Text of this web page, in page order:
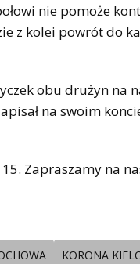
nie pomoże
z kolei powrót do
obu drużyn na
na swoim
Zapraszamy na
KORONA